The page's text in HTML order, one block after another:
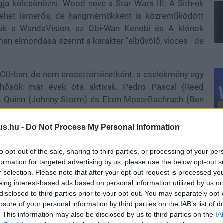
- Do Not Process My Personal Information
opt-out of the sale, sharing to third parties, or processing of your
for targeted advertising by us, please use the below opt-out
selection. Please note that after your opt-out request is processed
interest-based ads based on personal information utilized by us
to third parties prior to your opt-out. You may separately
of your personal information by third parties on the IAB’s list of
This information may also be disclosed by us to third parties on the
kölcsönözni. Wood neve a Star Wars III: A Sith-ek
ismerős, de hangmérnökként is közreműködött
a WandaVision, az Obi-Wan Kenobi és A klónok
elmondása szerint a karakter "elbűvölő, vicces - de
ban, de nem eredettörténetként: a cselekmény egy
már évek óta aktívak. Pedro Pascal (Reed
(Johnny Storm) és Ebon Moss-Bachrach (Ben
szerepében Ralph Inesont, Ezüst Utazóként pedig
még titok, mint például John Malkovich és Paul
találgatások most hivatalosan is lezárultak.
Richards hű társa a laborban, aki minden kísérletnél
jogú tagja. Shakman kiemelte, hogy az android
mélységéhez is. A rendező szerint H.E.R.B.I.E.
hanem a családi közeg egyik legkedveltebb